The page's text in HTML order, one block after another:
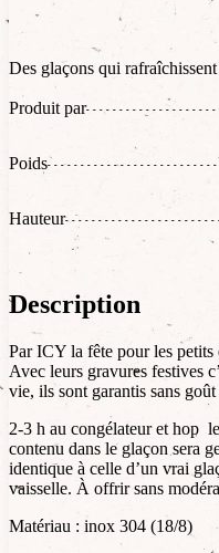
Des glaçons qui
Produit par
Poids
Hauteur
Description
Par ICY la fête pour les petits
Avec leurs gravures festives
vie, ils sont garantis sans goût
2-3 h au congélateur et hop
contenu dans le glaçon sera
identique à celle d’un vrai
vaisselle. À offrir sans
Matériau : inox 304 (18/8)